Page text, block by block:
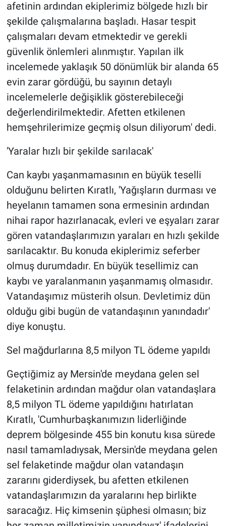
afetinin ardından ekiplerimiz bölgede hızlı bir
şekilde çalışmalarına başladı. Hasar tespit
çalışmaları devam etmektedir ve gerekli
güvenlik önlemleri alınmıştır. Yapılan ilk
incelemede yaklaşık 50 dönümlük bir alanda 65
evin zarar gördüğü, bu sayının detaylı
incelemelerle değişiklik gösterebileceği
değerlendirilmektedir. Afetten etkilenen
hemşehrilerimize geçmiş olsun diliyorum' dedi.
'Yaralar hızlı bir şekilde sarılacak'
Can kaybı yaşanmamasının en büyük teselli
olduğunu belirten Kıratlı, 'Yağışların durması ve
heyelanın tamamen sona ermesinin ardından
nihai rapor hazırlanacak, evleri ve eşyaları zarar
gören vatandaşlarımızın yaraları en hızlı şekilde
sarılacaktır. Bu konuda ekiplerimiz seferber
olmuş durumdadır. En büyük tesellimiz can
kaybı ve yaralanmanın yaşanmamış olmasıdır.
Vatandaşımız müsterih olsun. Devletimiz dün
olduğu gibi bugün de vatandaşının yanındadır'
diye konuştu.
Sel mağdurlarına 8,5 milyon TL ödeme yapıldı
Geçtiğimiz ay Mersin'de meydana gelen sel
felaketinin ardından mağdur olan vatandaşlara
8,5 milyon TL ödeme yapıldığını hatırlatan
Kıratlı, 'Cumhurbaşkanımızın liderliğinde
deprem bölgesinde 455 bin konutu kısa sürede
nasıl tamamladıysak, Mersin'de meydana gelen
sel felaketinde mağdur olan vatandaşın
zararını giderdiysek, bu afetten etkilenen
vatandaşlarımızın da yaralarını hep birlikte
saracağız. Hiç kimsenin şüphesi olmasın; biz